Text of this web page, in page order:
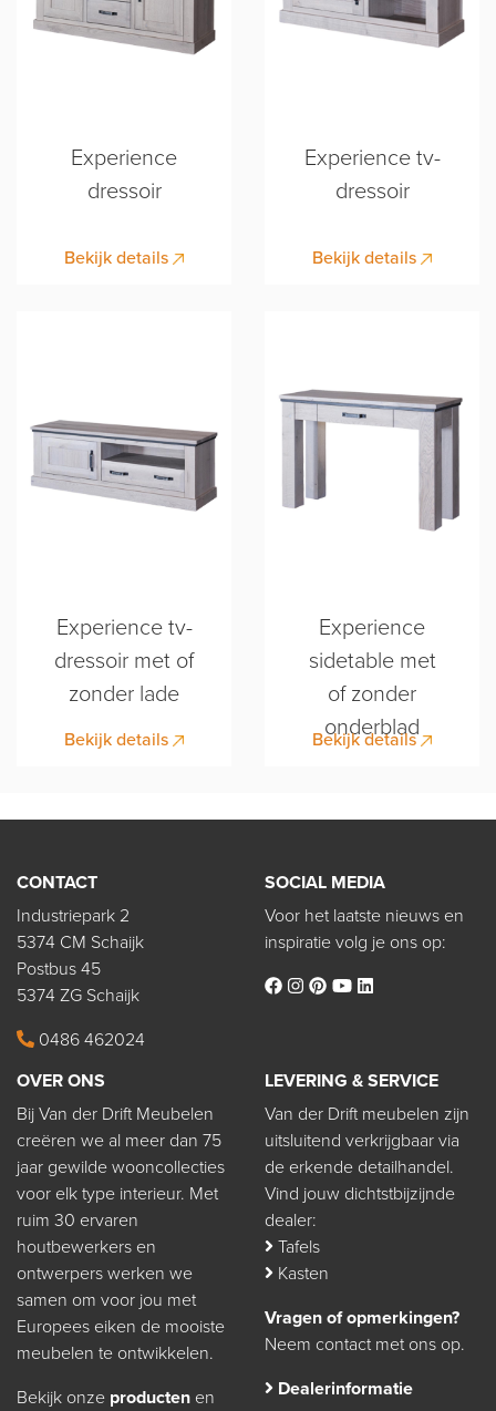
Experience
dressoir
Bekijk details
Experience tv-
dressoir
Bekijk details
Experience tv-
dressoir met of
zonder lade
Bekijk details
Experience
sidetable met
of zonder
onderblad
Bekijk details
CONTACT
Industriepark 2
5374 CM Schaijk
Postbus 45
5374 ZG Schaijk
0486 462024
SOCIAL MEDIA
Voor het laatste nieuws en
inspiratie volg je ons op:
OVER ONS
Bij Van der Drift Meubelen
creëren we al meer dan 75
jaar gewilde wooncollecties
voor elk type interieur. Met
ruim 30 ervaren
houtbewerkers en
ontwerpers werken we
samen om voor jou met
Europees eiken de mooiste
meubelen te ontwikkelen.
Bekijk onze producten en
LEVERING & SERVICE
Van der Drift meubelen zijn
uitsluitend verkrijgbaar via
de erkende detailhandel.
Vind jouw dichtstbijzijnde
dealer:
Tafels
Kasten
Vragen of opmerkingen?
Neem contact met ons op.
Dealerinformatie